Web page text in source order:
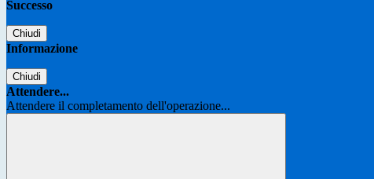
Successo
Chiudi
Informazione
Chiudi
Attendere...
Attendere il completamento dell'operazione...